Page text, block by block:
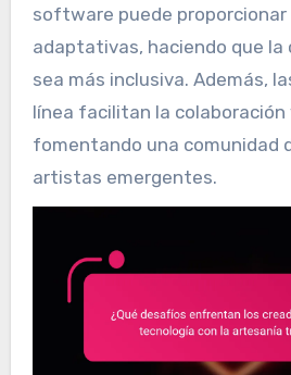
software puede
adaptativas, haciendo que
sea más inclusiva. Además,
línea facilitan la colaboración
fomentando una comunidad
artistas emergentes.